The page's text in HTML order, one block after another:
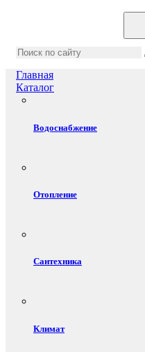
Главная
Каталог
Водоснабжение
Отопление
Сантехника
Климат